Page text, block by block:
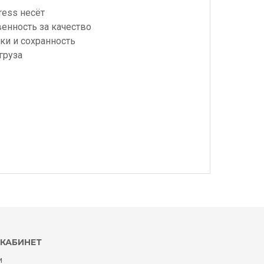
несёт
за качество
и сохранность